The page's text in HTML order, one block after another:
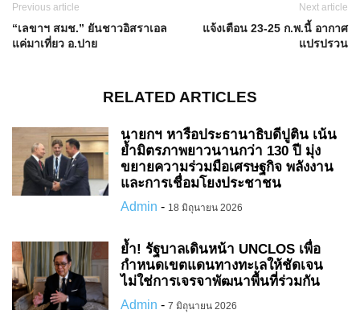
Previous article
“เลขาฯ สมช.” ยันชาวอิสราเอล
แค่มาเที่ยว อ.ปาย
Next article
แจ้งเตือน 23-25 ก.พ.นี้ อากาศ
แปรปรวน
RELATED ARTICLES
นายกฯ หารือประธานาธิบดีปูติน เน้น
ย้ำมิตรภาพยาวนานกว่า 130 ปี มุ่ง
ขยายความร่วมมือเศรษฐกิจ พลังงาน
และการเชื่อมโยงประชาชน
Admin - 18 มิถุนายน 2026
ย้ำ! รัฐบาลเดินหน้า UNCLOS เพื่อ
กำหนดเขตแดนทางทะเลให้ชัดเจน
ไม่ใช่การเจรจาพัฒนาพื้นที่ร่วมกัน
Admin - 7 มิถุนายน 2026